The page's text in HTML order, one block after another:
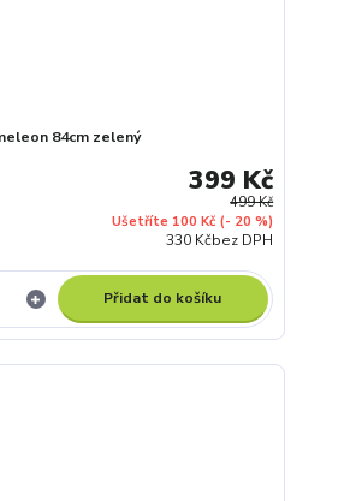
84cm zelený
499 Kč
Ušetříte 100 Kč (- 20 %)
399 Kč
330 Kčbez DPH
Přidat do košíku